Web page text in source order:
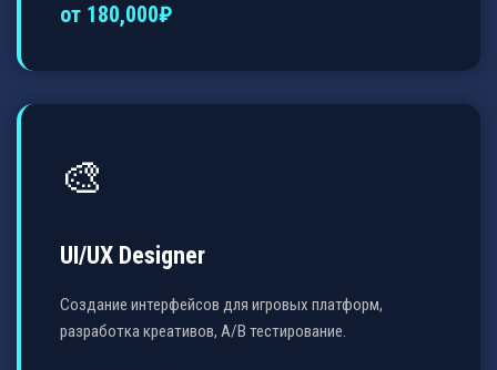
от 180,000₽
🎨
UI/UX Designer
Создание интерфейсов для игровых платформ,
разработка креативов, A/B тестирование.